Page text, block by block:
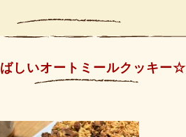
しいオートミールクッキー☆